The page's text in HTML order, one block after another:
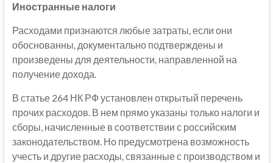
Иностранные налоги
Расходами признаются любые затраты, если они
обоснованны, документально подтверждены и
произведены для деятельности, направленной на
получение дохода.
В статье 264 НК РФ установлен открытый перечень
прочих расходов. В нем прямо указаны только налоги и
сборы, начисленные в соответствии с российским
законодательством. Но предусмотрена возможность
учесть и другие расходы, связанные с производством и